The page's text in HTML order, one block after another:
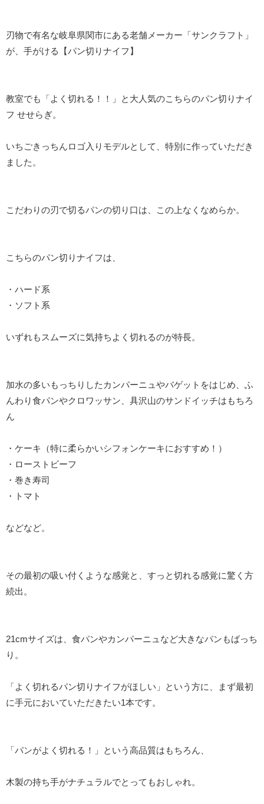
刃物で有名な岐阜県関市にある老舗メーカー「サンクラフト」
が、手がける【パン切りナイフ】
教室でも「よく切れる！！」と大人気のこちらのパン切りナイ
フ せせらぎ。
いちごきっちんロゴ入りモデルとして、特別に作っていただき
ました。
こだわりの刃で切るパンの切り口は、この上なくなめらか。
こちらのパン切りナイフは、
・ハード系
・ソフト系
いずれもスムーズに気持ちよく切れるのが特長。
加水の多いもっちりしたカンパーニュやバゲットをはじめ、ふ
んわり食パンやクロワッサン、具沢山のサンドイッチはもちろ
ん
・ケーキ（特に柔らかいシフォンケーキにおすすめ！）
・ローストビーフ
・巻き寿司
・トマト
などなど。
その最初の吸い付くような感覚と、すっと切れる感覚に驚く方
続出。
21cmサイズは、食パンやカンパーニュなど大きなパンもばっち
り。
「よく切れるパン切りナイフがほしい」という方に、まず最初
に手元においていただきたい1本です。
「パンがよく切れる！」という高品質はもちろん、
木製の持ち手がナチュラルでとってもおしゃれ。